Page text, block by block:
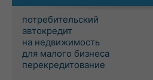
потребительский
автокредит
на недвижимость
для малого бизнеса
перекредитование